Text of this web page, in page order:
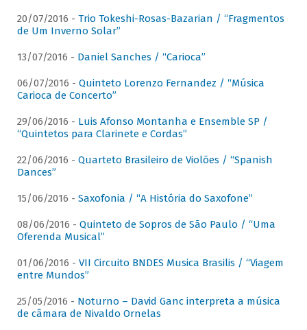
20/07/2016 - Trio Tokeshi-Rosas-Bazarian / “Fragmentos
de Um Inverno Solar”
13/07/2016 - Daniel Sanches / “Carioca”
06/07/2016 - Quinteto Lorenzo Fernandez / “Música
Carioca de Concerto”
29/06/2016 - Luis Afonso Montanha e Ensemble SP /
“Quintetos para Clarinete e Cordas”
22/06/2016 - Quarteto Brasileiro de Violões / “Spanish
Dances”
15/06/2016 - Saxofonia / “A História do Saxofone”
08/06/2016 - Quinteto de Sopros de São Paulo / “Uma
Oferenda Musical”
01/06/2016 - VII Circuito BNDES Musica Brasilis / “Viagem
entre Mundos”
25/05/2016 - Noturno – David Ganc interpreta a música
de câmara de Nivaldo Ornelas